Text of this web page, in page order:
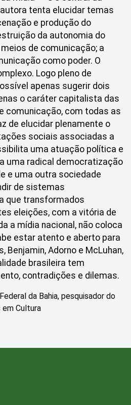
tenta elucidar temas
e produção do
da autonomia do
de comunicação; a
como poder. O
Logo pleno de
apenas sugerir dois
o caráter capitalista das
comunicação, com todas as
de elucidar plenamente o
sociais associadas a
uma atuação política e
uma radical democratização
e uma outra sociedade
de sistemas
que transformados
eleições, com a vitória de
a mídia nacional, não coloca
estar atento e aberto para
Adorno e McLuhan,
brasileira tem
contradições e dilemas.
da Bahia, pesquisador do
Cultura